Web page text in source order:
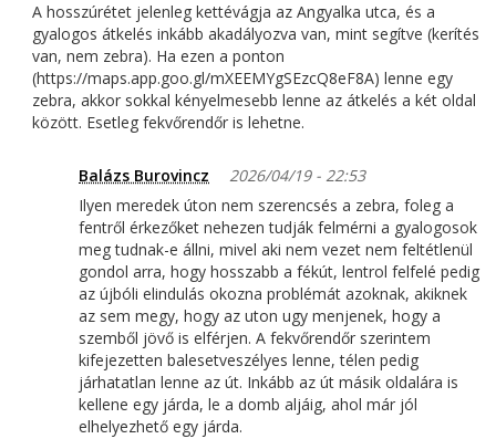
A hosszúrétet jelenleg kettévágja az Angyalka utca, és a
gyalogos átkelés inkább akadályozva van, mint segítve (kerítés
van, nem zebra). Ha ezen a ponton
(https://maps.app.goo.gl/mXEEMYgSEzcQ8eF8A) lenne egy
zebra, akkor sokkal kényelmesebb lenne az átkelés a két oldal
között. Esetleg fekvőrendőr is lehetne.
Balázs Burovincz
2026/04/19 - 22:53
Ilyen meredek úton nem szerencsés a zebra, foleg a
fentről érkezőket nehezen tudják felmérni a gyalogosok
meg tudnak-e állni, mivel aki nem vezet nem feltétlenül
gondol arra, hogy hosszabb a fékút, lentrol felfelé pedig
az újbóli elindulás okozna problémát azoknak, akiknek
az sem megy, hogy az uton ugy menjenek, hogy a
szemből jövő is elférjen. A fekvőrendőr szerintem
kifejezetten balesetveszélyes lenne, télen pedig
járhatatlan lenne az út. Inkább az út másik oldalára is
kellene egy járda, le a domb aljáig, ahol már jól
elhelyezhető egy járda.